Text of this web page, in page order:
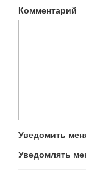
Комментарий
Уведомить
Уведомлять